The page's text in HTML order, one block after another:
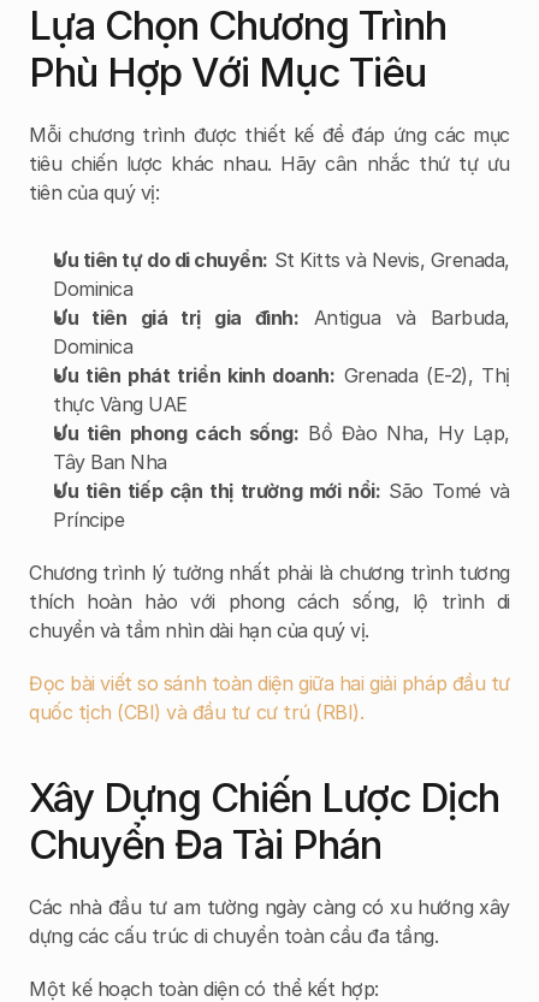
Lựa Chọn Chương Trình
Phù Hợp Với Mục Tiêu
Mỗi chương trình được thiết kế để đáp ứng các mục
tiêu chiến lược khác nhau. Hãy cân nhắc thứ tự ưu
tiên của quý vị:
Ưu tiên tự do di chuyển: St Kitts và Nevis, Grenada,
Dominica
Ưu tiên giá trị gia đình: Antigua và Barbuda,
Dominica
Ưu tiên phát triển kinh doanh: Grenada (E-2), Thị
thực Vàng UAE
Ưu tiên phong cách sống: Bồ Đào Nha, Hy Lạp,
Tây Ban Nha
Ưu tiên tiếp cận thị trường mới nổi: São Tomé và
Príncipe
Chương trình lý tưởng nhất phải là chương trình tương
thích hoàn hảo với phong cách sống, lộ trình di
chuyển và tầm nhìn dài hạn của quý vị.
Đọc bài viết so sánh toàn diện giữa hai giải pháp đầu tư
quốc tịch (CBI) và đầu tư cư trú (RBI).
Xây Dựng Chiến Lược Dịch
Chuyển Đa Tài Phán
Các nhà đầu tư am tường ngày càng có xu hướng xây
dựng các cấu trúc di chuyển toàn cầu đa tầng.
Một kế hoạch toàn diện có thể kết hợp: